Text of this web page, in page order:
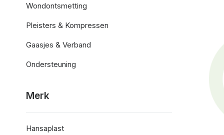
Wondontsmetting
Pleisters & Kompressen
Gaasjes & Verband
Ondersteuning
Merk
Hansaplast